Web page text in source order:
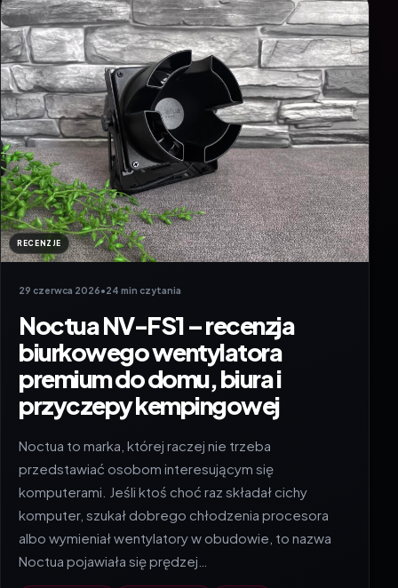
RECENZJE
29 czerwca 2026•24 min czytania
Noctua NV-FS1 – recenzja
biurkowego wentylatora
premium do domu, biura i
przyczepy kempingowej
Noctua to marka, której raczej nie trzeba
przedstawiać osobom interesującym się
komputerami. Jeśli ktoś choć raz składał cichy
komputer, szukał dobrego chłodzenia procesora
albo wymieniał wentylatory w obudowie, to nazwa
Noctua pojawiała się prędzej…